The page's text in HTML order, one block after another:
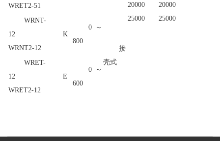
20000
25000
20000
25000
WRET2-51
WRNT-
12
WRNT2-12
K
0～
800
接
壳式
WRET-
12
WRET2-12
E
0～
600